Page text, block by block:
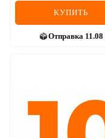
КУПИТЬ
Отправка 11.08